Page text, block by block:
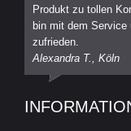
Produkt zu tollen
bin mit dem Service
zufrieden.
Alexandra T., Köln